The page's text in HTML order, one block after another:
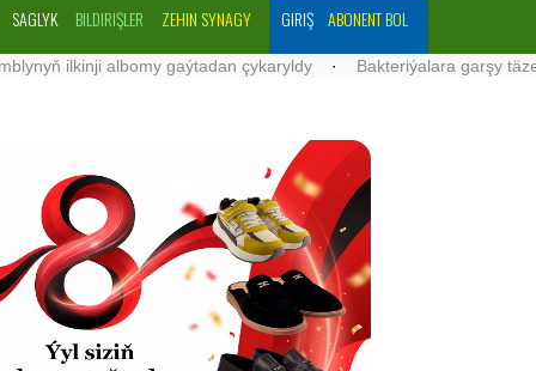
SAGLYK BILDIRIŞLER ZEHIN SYNAGY GIRIŞ ABONENT BOL
ilkinji albomy gaýtadan çykaryldy · Bakteriýalara garşy täze